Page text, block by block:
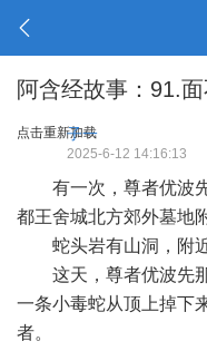
阿含经故事：91.
点击重新加载
子一
2025-6-12 14:16:13
有一次，尊者优波先
都王舍城北方郊外墓地
蛇头岩有山洞，附近
这天，尊者优波先那
一条小毒蛇从顶上掉下
者。